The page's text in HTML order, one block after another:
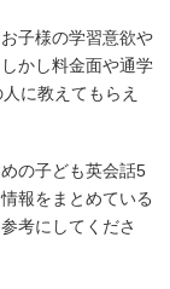
子様の学習意欲や
かし料金面や通学
に教えてもらえ
の子ども英会話5
報をまとめている
考にしてくださ